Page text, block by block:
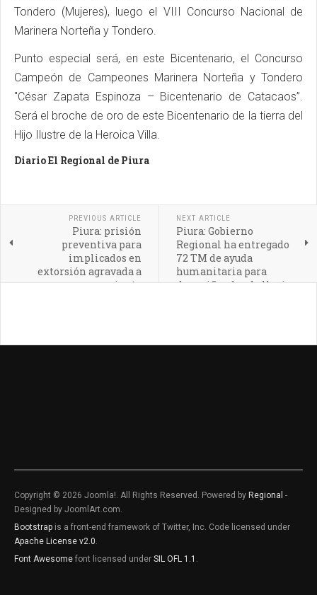
Tondero (Mujeres), luego el VIII Concurso Nacional de
Marinera Norteña y Tondero.
Punto especial será, en este Bicentenario, el Concurso
Campeón de Campeones Marinera Norteña y Tondero
"César Zapata Espinoza – Bicentenario de Catacaos”.
Será el broche de oro de este Bicentenario de la tierra del
Hijo Ilustre de la Heroica Villa.
Diario El Regional de Piura
PREVIOUS ARTICLE
Piura: prisión
preventiva para
implicados en
extorsión agravada a
comerciante
NEXT ARTICLE
Piura: Gobierno
Regional ha entregado
72 TM de ayuda
humanitaria para
damnificados de lluvias
Copyright © 2026 Joomla!. All Rights Reserved. Powered by Regional -
Designed by JoomlArt.com.
Bootstrap is a front-end framework of Twitter, Inc. Code licensed under
Apache License v2.0
Font Awesome font licensed under SIL OFL 1.1